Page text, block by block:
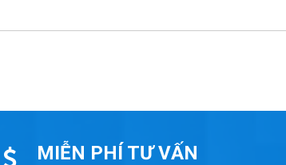
MIỄN PHÍ TƯ VẤN